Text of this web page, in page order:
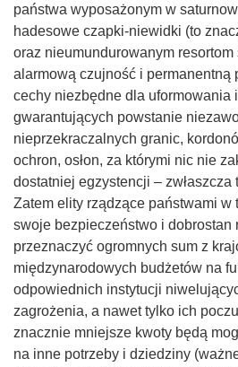
państwa wyposażonym w
hadesowe czapki-niewidki (to
oraz nieumundurowanym resortom
alarmową czujność i permanentną
cechy niezbędne dla uformowania
gwarantujących powstanie
nieprzekraczalnych granic,
ochron, osłon, za którymi nic nie
dostatniej egzystencji – zwłaszcza
Zatem elity rządzące państwami w
swoje bezpieczeństwo i dobrostan
przeznaczyć ogromnych sum z
międzynarodowych budżetów na
odpowiednich instytucji
zagrożenia, a nawet tylko ich
znacznie mniejsze kwoty będą
na inne potrzeby i dziedziny